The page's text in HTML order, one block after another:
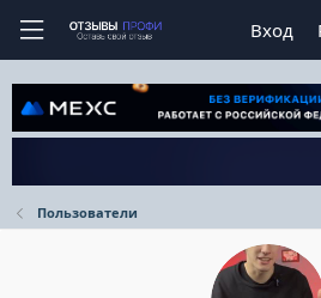
Вход
Пользователи